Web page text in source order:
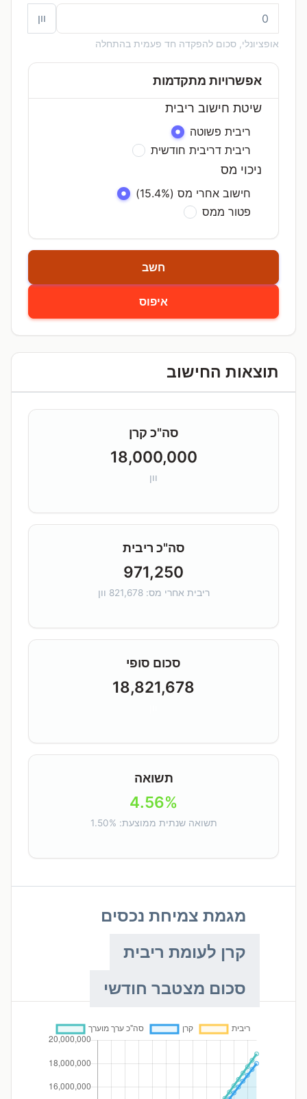
וון
אופציונלי, סכום להפקדה חד פעמית בהתחלה
אפשרויות מתקדמות
שיטת חישוב ריבית
ריבית פשוטה
ריבית דריבית חודשית
ניכוי מס
חישוב אחרי מס (15.4%)
פטור ממס
איפוס
חשב
תוצאות החישוב
סה"כ קרן
18,000,000
וון
סה"כ ריבית
971,250
ריבית אחרי מס: 821,678 וון
סכום סופי
18,821,678
תשואה
4.56%
תשואה שנתית ממוצעת: 1.50%
מגמת צמיחת נכסים
קרן לעומת ריבית
סכום מצטבר חודשי